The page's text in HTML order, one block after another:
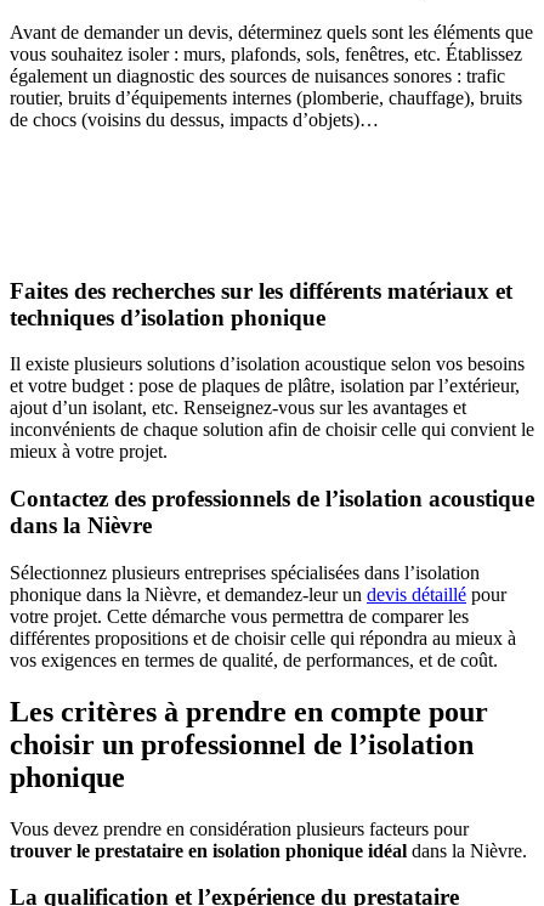
Avant de demander un devis, déterminez quels sont les éléments que
vous souhaitez isoler : murs, plafonds, sols, fenêtres, etc. Établissez
également un diagnostic des sources de nuisances sonores : trafic
routier, bruits d’équipements internes (plomberie, chauffage), bruits
de chocs (voisins du dessus, impacts d’objets)…
Faites des recherches sur les différents matériaux et
techniques d’isolation phonique
Il existe plusieurs solutions d’isolation acoustique selon vos besoins
et votre budget : pose de plaques de plâtre, isolation par l’extérieur,
ajout d’un isolant, etc. Renseignez-vous sur les avantages et
inconvénients de chaque solution afin de choisir celle qui convient le
mieux à votre projet.
Contactez des professionnels de l’isolation acoustique
dans la Nièvre
Sélectionnez plusieurs entreprises spécialisées dans l’isolation
phonique dans la Nièvre, et demandez-leur un devis détaillé pour
votre projet. Cette démarche vous permettra de comparer les
différentes propositions et de choisir celle qui répondra au mieux à
vos exigences en termes de qualité, de performances, et de coût.
Les critères à prendre en compte pour
choisir un professionnel de l’isolation
phonique
Vous devez prendre en considération plusieurs facteurs pour
trouver le prestataire en isolation phonique idéal dans la Nièvre.
La qualification et l’expérience du prestataire